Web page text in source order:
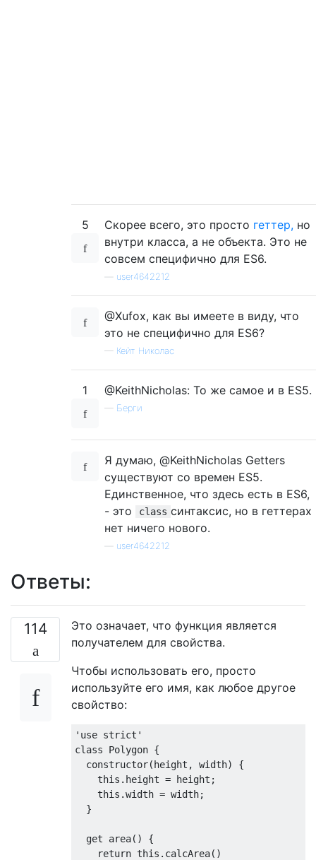
5 Скорее всего, это просто геттер, но
внутри класса, а не объекта. Это не
совсем специфично для ES6.
user4642212
@Xufox, как вы имеете в виду, что
это не специфично для ES6?
— Кейт Николас
1 @KeithNicholas: То же самое и в ES5.
— Берги
Я думаю, @KeithNicholas Getters
существуют со времен ES5.
Единственное, что здесь есть в ES6,
- это
class синтаксис, но в геттерах
нет ничего нового.
user4642212
Ответы:
114
Это означает, что функция является
получателем для свойства.
Чтобы использовать его, просто
используйте его имя, как любое другое
свойство:
'use strict'
class
Polygon {
constructor(height , width)
{
this . height = height ;
this .width = width;
}
get area()
{
return this . calcArea()